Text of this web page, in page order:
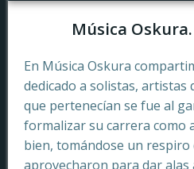
Música
En Música Oskura
dedicado a solistas, artistas
que pertenecían se fue al
formalizar su carrera como
bien, tomándose un
aprovecharon para dar alas